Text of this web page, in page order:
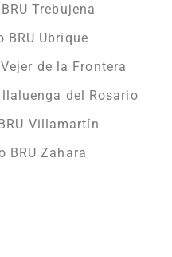
Trebujena
BRU Ubrique
de la Frontera
del Rosario
Villamartín
BRU Zahara